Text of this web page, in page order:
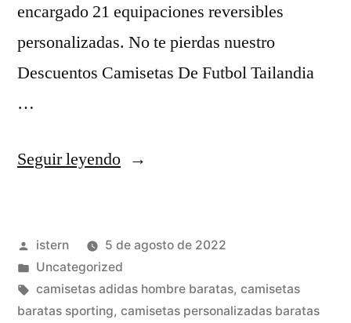
encargado 21 equipaciones reversibles
personalizadas. No te pierdas nuestro
Descuentos Camisetas De Futbol Tailandia
…
Seguir leyendo«marcos
camisetas
de
futbol»
Publicado
por
istern
5 de agosto de 2022
Publicado
en
Uncategorized
Etiquetas:
camisetas adidas hombre baratas, camisetas
baratas sporting, camisetas personalizadas baratas